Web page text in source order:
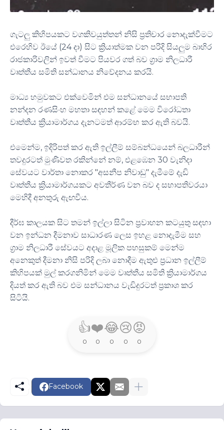
ගැටලු කිහිපයකට වගකිවයුත්තන් නිසි ප්‍රතිචාර නොදැක්වීමට
එරෙහිව ඊයේ (24 දා) සිට ක්‍රියාත්මක වන පරිදි සියලුම බාහිර
රාජකාරිවලින් ඉවත් වීමට පියවර ගත් බව ග්‍රාම නිලධාරී
වෘත්තීය සමිති සන්ධානය නිවේදනය කරයි.
මාධ්‍ය හමුවකට එක්වෙමින් එම සන්ධානයේ සභාපති
නන්දන රණසිංහ මහතා සඳහන් කළේ මෙම විරෝධතා
වෘත්තීය ක්‍රියාමාර්ගය දැනටමත් ආරම්භ කර ඇති බවයි.
එමෙන්ම, ඉදිරිපත් කර ඇති ඉල්ලීම් සම්බන්ධයෙන් බලධාරීන්
තවදුරටත් මුණිවත රකින්නේ නම්, එළඹෙන 30 වැනිදා
සේවයට වාර්තා නොකර "අසනීප නිවාඩු" දැමීමේ දැඩි
වෘත්තීය ක්‍රියාමාර්ගයකට අවතීර්ණ වන බව ද සභාපතිවරයා
මෙහිදී අනතුරු ඇඟවීය.
දීර්ඝ කාලයක සිට තමන් ඉල්ලා සිටින ප්‍රවාහන කටයුතු සඳහා
වන ඉන්ධන දීමනාව සාධාරණ ලෙස ඉහළ නොදැමීම සහ
ග්‍රාම නිලධාරී සේවයට අදාළ මූලික පහසුකම් මෙන්ම
අනෙකුත් දීමනා නිසි පරිදි ලබා නොදීම ඇතුළු ප්‍රධාන ඉල්ලීම්
කිහිපයක් මුල් කරගනිමින් මෙම වෘත්තීය සමිති ක්‍රියාමාර්ගය
දියත් කර ඇති බව එම සන්ධානය වැඩිදුරටත් ප්‍රකාශ කර
සිටියි.
👍
0
❤️
0
😂
0
😢
0
😡
0
Facebook